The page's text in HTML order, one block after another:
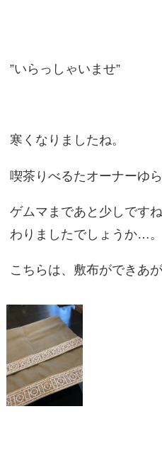
”いらっしゃいませ”
寒くなりましたね。
喫茶りべるたオーナーゆら
ゲムマまであと少しです
わりましたでしょうか…。
こちらは、敷布ができあ